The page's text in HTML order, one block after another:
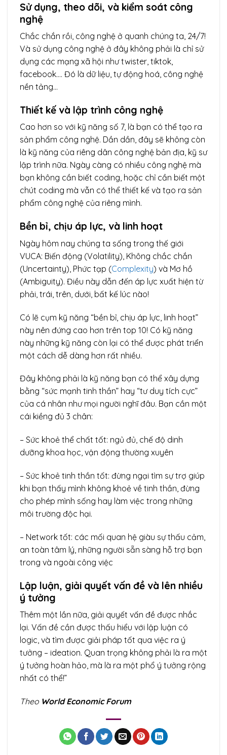
Sử dụng, theo dõi, và kiểm soát công
nghệ
Chắc chắn rồi, công nghệ ở quanh chúng ta, 24/7!
Và sử dụng công nghệ ở đây không phải là chỉ sử
dụng các mạng xã hội như twister, tiktok,
facebook…. Đó là dữ liệu, tự động hoá, công nghệ
nền tảng…
Thiết kế và lập trình công nghệ
Cao hơn so với kỹ năng số 7, là bạn có thể tạo ra
sản phẩm công nghệ. Dần dần, đây sẽ không còn
là kỹ năng của riêng dân công nghệ bản địa, kỹ sư
lập trình nữa. Ngày càng có nhiều công nghệ mà
bạn không cần biết coding, hoặc chỉ cần biết một
chút coding mà vẫn có thể thiết kế và tạo ra sản
phẩm công nghệ của riêng mình.
Bền bỉ, chịu áp lực, và linh hoạt
Ngày hôm nay chúng ta sống trong thế giới
VUCA: Biến động (Volatility), Không chắc chắn
(Uncertainty), Phức tạp (Complexity) và Mơ hồ
(Ambiguity). Điều này dẫn đến áp lực xuất hiện từ
phải, trái, trên, dưới, bất kế lúc nào!
Có lẽ cụm kỹ năng “bền bỉ, chịu áp lực, linh hoạt”
này nên đứng cao hơn trên top 10! Có kỹ năng
này những kỹ năng còn lại có thể được phát triển
một cách dễ dàng hơn rất nhiều.
Đây không phải là kỹ năng bạn có thể xây dựng
bằng “sức mạnh tinh thần” hay “tư duy tích cực”
của cá nhân như mọi người nghĩ đâu. Bạn cần một
cái kiềng đủ 3 chân:
– Sức khoẻ thể chất tốt: ngủ đủ, chế độ dinh
dưỡng khoa học, vận động thường xuyên
– Sức khoẻ tinh thần tốt: đừng ngại tìm sự trợ giúp
khi bạn thấy mình không khoẻ về tinh thần, đừng
cho phép mình sống hay làm việc trong những
môi trường độc hại.
– Network tốt: các mối quan hệ giàu sự thấu cảm,
an toàn tâm lý, những người sẵn sàng hỗ trợ bạn
trong và ngoài công việc
Lập luận, giải quyết vấn đề và lên nhiều
ý tưởng
Thêm một lần nữa, giải quyết vấn đề được nhắc
lại. Vấn đề cần được thấu hiểu với lập luận có
logic, và tìm được giải pháp tốt qua việc ra ý
tưởng – ideation. Quan trọng không phải là ra một
ý tưởng hoàn hảo, mà là ra một phổ ý tưởng rộng
nhất có thể!”
Theo World Economic Forum